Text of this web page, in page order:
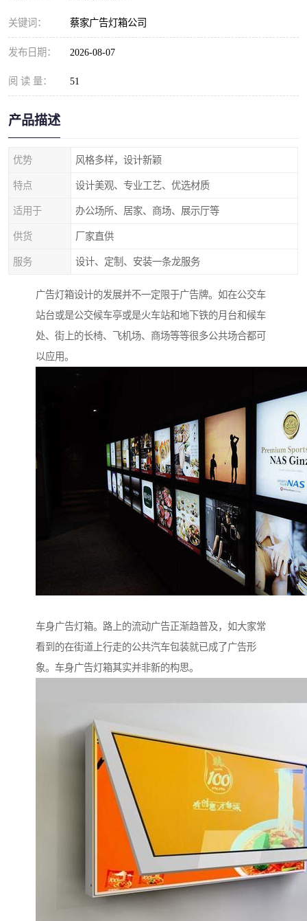
关键词： 蔡家广告灯箱公司
发布日期： 2026-08-07
阅 读 量： 51
产品描述
优势 风格多样，设计新颖
特点 设计美观、专业工艺、优选材质
适用于 办公场所、居家、商场、展示厅等
供货 厂家直供
服务 设计、定制、安装一条龙服务
广告灯箱设计的发展并不一定限于广告牌。如在公交车
站台或是公交候车亭或是火车站和地下铁的月台和候车
处、街上的长椅、飞机场、商场等等很多公共场合都可
以应用。
车身广告灯箱。路上的流动广告正渐趋普及，如大家常
看到的在街道上行走的公共汽车包装就已成了广告形
象。车身广告灯箱其实并非新的构思。